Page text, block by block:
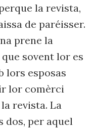
la revista,
de paréisser.
prene la
sovent lor es
lors esposas
lor comèrci
revista. La
dos, per aquel